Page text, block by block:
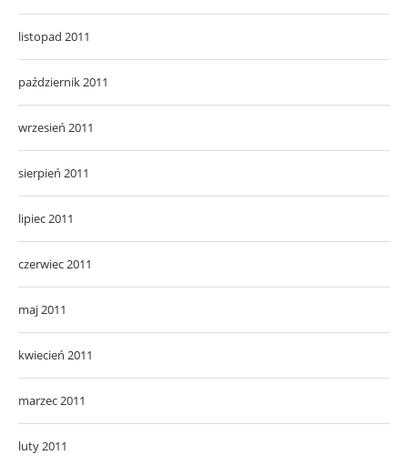
listopad 2011
październik 2011
wrzesień 2011
sierpień 2011
lipiec 2011
czerwiec 2011
maj 2011
kwiecień 2011
marzec 2011
luty 2011